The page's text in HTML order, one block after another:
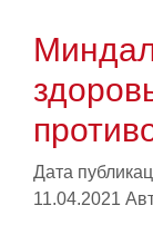
Дата
11.04.2021